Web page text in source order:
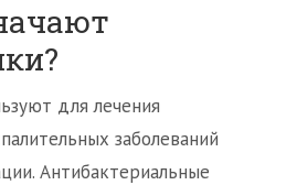
для лечения
заболеваний
Антибактериальные